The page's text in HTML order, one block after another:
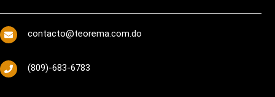
contacto@teorema.com.do
(809)-683-6783